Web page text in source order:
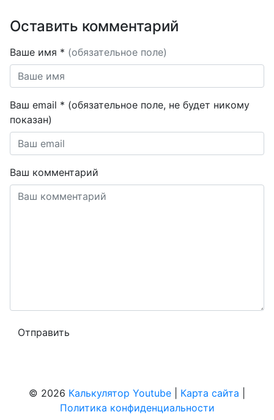
Оставить комментарий
Ваше имя * (обязательное поле)
Ваш email * (обязательное поле, не будет никому
показан)
Ваш комментарий
© 2026 Калькулятор Youtube Карта сайта
Политика конфиденциальности